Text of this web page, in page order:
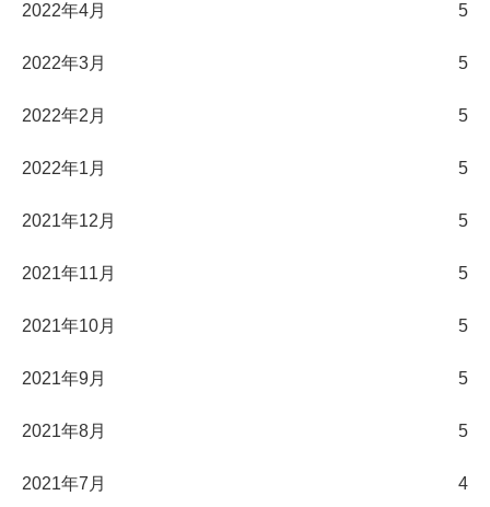
2022年4月 5
2022年3月 5
2022年2月 5
2022年1月 5
2021年12月 5
2021年11月 5
2021年10月 5
2021年9月 5
2021年8月 5
2021年7月 4